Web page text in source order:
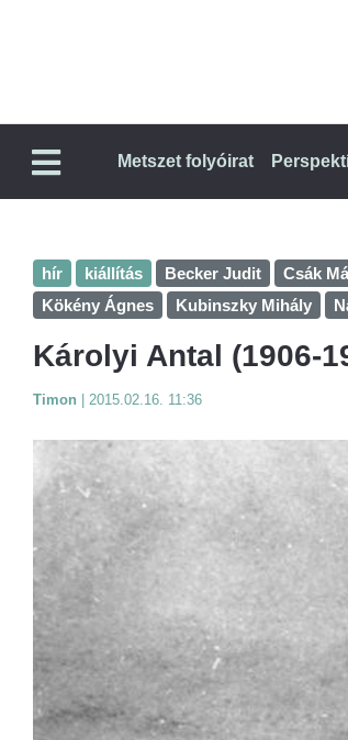
Metszet folyóirat
hír kiállítás Becker Judit Csák
Kökény Ágnes
Kubinszky Mihály
Károlyi Antal (1906-
Timon 2015.02.16. 11:36